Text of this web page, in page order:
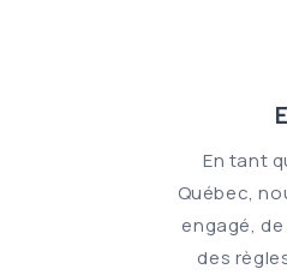
En tant
Québec,
engagé,
des